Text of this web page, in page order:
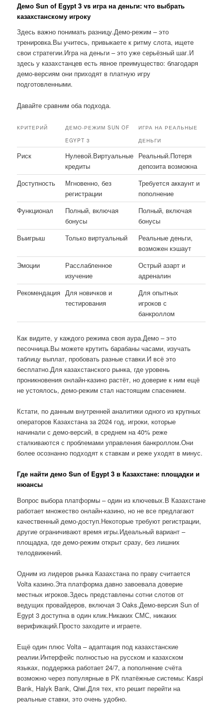
Демо Sun of Egypt 3 vs игра на деньги: что выбрать
казахстанскому игроку
Здесь важно понимать разницу.Демо-режим – это
тренировка.Вы учитесь, привыкаете к ритму слота, ищете
свои стратегии.Игра на деньги – это уже серьёзный шаг.И
здесь у казахстанцев есть явное преимущество: благодаря
демо-версиям они приходят в платную игру
подготовленными.
Давайте сравним оба подхода.
КРИТЕРИЙ
ДЕМО-РЕЖИМ SUN OF
EGYPT 3
ИГРА НА РЕАЛЬНЫЕ
ДЕНЬГИ
Риск
Нулевой.Виртуальные
кредиты
Реальный.Потеря
депозита возможна
Доступность
Мгновенно, без
регистрации
Требуется аккаунт и
пополнение
Функционал
Полный, включая
бонусы
Полный, включая
бонусы
Выигрыш
Только виртуальный
Реальные деньги,
возможен кэшаут
Эмоции
Расслабленное
изучение
Острый азарт и
адреналин
Рекомендация Для новичков и
тестирования
Для опытных
игроков с
банкроллом
Как видите, у каждого режима своя аура.Демо – это
песочница.Вы можете крутить барабаны часами, изучать
таблицу выплат, пробовать разные ставки.И всё это
бесплатно.Для казахстанского рынка, где уровень
проникновения онлайн-казино растёт, но доверие к ним ещё
не устоялось, демо-режим стал настоящим спасением.
Кстати, по данным внутренней аналитики одного из крупных
операторов Казахстана за 2024 год, игроки, которые
начинали с демо-версий, в среднем на 40% реже
сталкиваются с проблемами управления банкроллом.Они
более осознанно подходят к ставкам и реже уходят в минус.
Где найти демо Sun of Egypt 3 в Казахстане: площадки и
нюансы
Вопрос выбора платформы – один из ключевых.В Казахстане
работает множество онлайн-казино, но не все предлагают
качественный демо-доступ.Некоторые требуют регистрации,
другие ограничивают время игры.Идеальный вариант –
площадка, где демо-режим открыт сразу, без лишних
телодвижений.
Одним из лидеров рынка Казахстана по праву считается
Volta казино.Эта платформа давно завоевала доверие
местных игроков.Здесь представлены сотни слотов от
ведущих провайдеров, включая 3 Oaks.Демо-версия Sun of
Egypt 3 доступна в один клик.Никаких СМС, никаких
верификаций.Просто заходите и играете.
Ещё один плюс Volta – адаптация под казахстанские
реалии.Интерфейс полностью на русском и казахском
языках, поддержка работает 24/7, а пополнение счёта
возможно через популярные в РК платёжные системы: Kaspi
Bank, Halyk Bank, Qiwi.Для тех, кто решит перейти на
реальные ставки, это очень удобно.